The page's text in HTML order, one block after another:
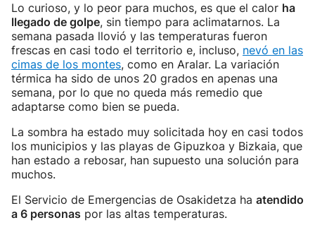
Lo curioso, y lo peor para muchos, es que el calor ha
llegado de golpe, sin tiempo para aclimatarnos. La
semana pasada llovió y las temperaturas fueron
frescas en casi todo el territorio e, incluso, nevó en las
cimas de los montes, como en Aralar. La variación
térmica ha sido de unos 20 grados en apenas una
semana, por lo que no queda más remedio que
adaptarse como bien se pueda.
La sombra ha estado muy solicitada hoy en casi todos
los municipios y las playas de Gipuzkoa y Bizkaia, que
han estado a rebosar, han supuesto una solución para
muchos.
El Servicio de Emergencias de Osakidetza ha atendido
a 6 personas por las altas temperaturas.